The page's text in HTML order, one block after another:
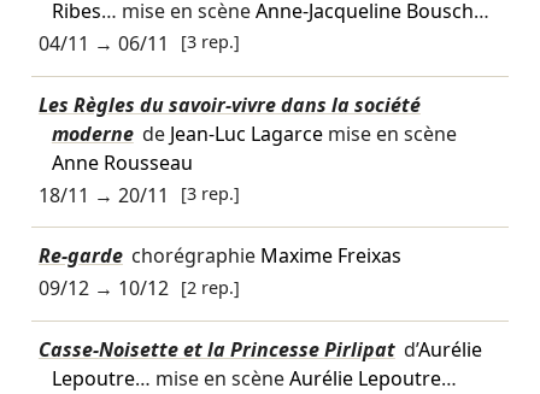
Ribes… mise en scèneAnne-Jacqueline Bousch…
04/11 → 06/11 [3 rep.]
Les Règles du savoir-vivre dans la société
moderne de Jean-Luc Lagarcemise en scène
Anne Rousseau
18/11 → 20/11 [3 rep.]
Re-garde chorégraphie Maxime Freixas
09/12→ 10/12 [2 rep.]
Casse-Noisette et la Princesse Pirlipat d’Aurélie
Lepoutre… mise en scèneAurélie Lepoutre…